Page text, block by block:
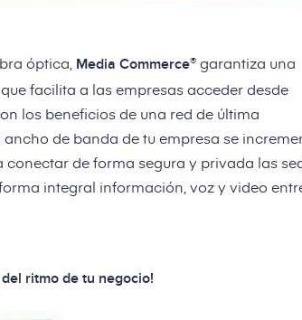
óptica, Media Commerce®garantiza una
facilita a las empresas acceder desde
los beneficios de una red de última
de banda de tu empresa se
de forma segura y privada las
integral información, voz y video
del ritmo de tu negocio!